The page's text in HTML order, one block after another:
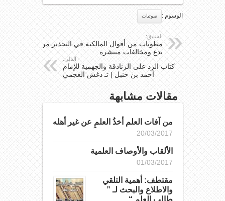
الوسوم : صوتيات
السابق:
مطويات من أقوال المالكية في التحذير من
بدع ومخالفات منتشرة
التالي:
كتاب الرد على الزنادقة والجهمية للإمام
أحمد بن حنبل | تـ دغش العجمي
مقالات مشابهة
من آفات العلم أخذُ العلمِ عن غير أهله
20/03/2017
الألقاب والأوصاف العلمية
01/03/2017
مقتطف: أهمية التلقي
والاطلاع والبحث لـ ”